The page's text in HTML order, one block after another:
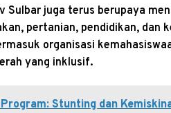
Sulbar juga terus berupaya
pertanian, pendidikan, dan
organisasi
yang inklusif.
Stunting dan